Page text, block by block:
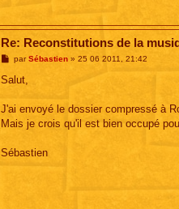
Re: Reconstitutions de la
M
s
g
parSébastien» 25 06 2011, 21:42
Salut,
J'ai envoyé le dossier compressé à
Mais je crois qu'il est bien occupé
Sébastien